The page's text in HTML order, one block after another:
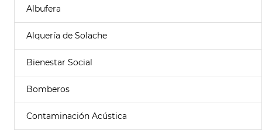
Albufera
Alquería de Solache
Bienestar Social
Bomberos
Contaminación Acústica